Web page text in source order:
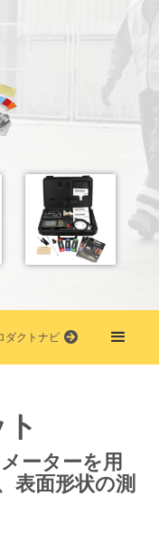
ダクトナビ
ーターを用
表面形状の測